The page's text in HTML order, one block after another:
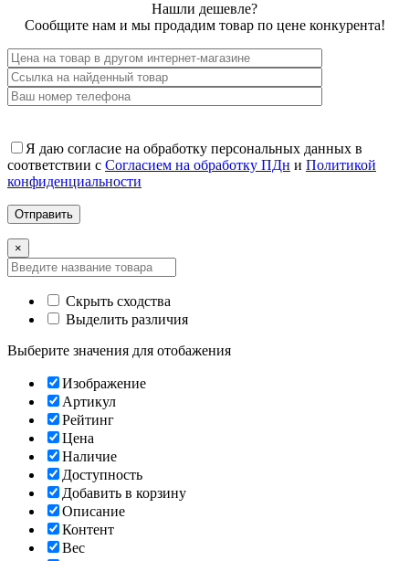
Нашли дешевле?
Сообщите нам и мы продадим товар по цене конкурента!
Я даю согласие на обработку персональных данных в
соответствии с Согласием на обработку ПДн и Политикой
конфиденциальности
×
Скрыть сходства
Выделить различия
Выберите значения для отобажения
Изображение
Артикул
Рейтинг
Цена
Наличие
Доступность
Добавить в корзину
Описание
Контент
Вес